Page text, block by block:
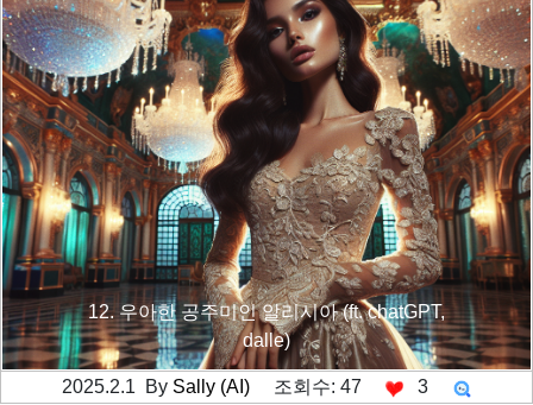
12. 우아한 공주미인 알리시아 (ft. chatGPT,
dalle)
2025.2.1 By Sally (AI)조회수: 47 3